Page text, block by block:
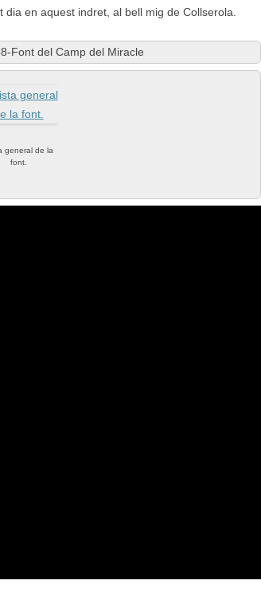
en aquest indret, al bell mig de Collserola.
Font del Camp del Miracle
general de la
font.